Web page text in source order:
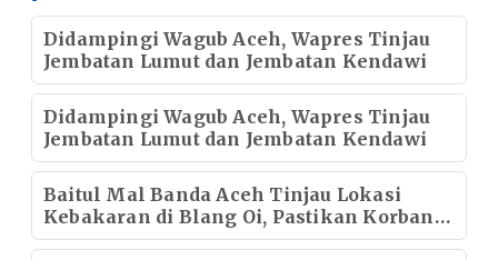
Didampingi Wagub Aceh, Wapres Tinjau
Jembatan Lumut dan Jembatan Kendawi
Didampingi Wagub Aceh, Wapres Tinjau
Jembatan Lumut dan Jembatan Kendawi
Baitul Mal Banda Aceh Tinjau Lokasi
Kebakaran di Blang Oi, Pastikan Korban
Mendapat Dukungan Kebutuhan Pokok